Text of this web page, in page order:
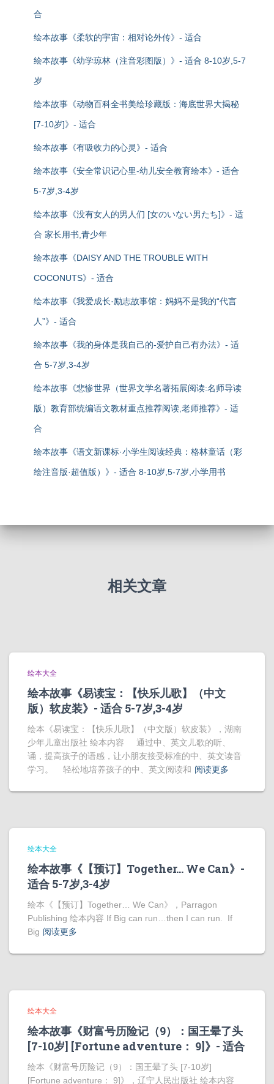
合
绘本故事《柔软的宇宙：相对论外传》- 适合
绘本故事《幼学琼林（注音彩图版）》- 适合 8-10岁,5-7
岁
绘本故事《动物百科全书美绘珍藏版：海底世界大揭秘
[7-10岁]》- 适合
绘本故事《有吸收力的心灵》- 适合
绘本故事《安全常识记心里-幼儿安全教育绘本》- 适合
5-7岁,3-4岁
绘本故事《没有女人的男人们 [女のいない男たち]》- 适
合 家长用书,青少年
绘本故事《DAISY AND THE TROUBLE WITH
COCONUTS》- 适合
绘本故事《我爱成长·励志故事馆：妈妈不是我的“代言
人”》- 适合
绘本故事《我的身体是我自己的-爱护自己有办法》- 适
合 5-7岁,3-4岁
绘本故事《悲惨世界（世界文学名著拓展阅读:名师导读
版）教育部统编语文教材重点推荐阅读,老师推荐》- 适
合
绘本故事《语文新课标·小学生阅读经典：格林童话（彩
绘注音版·超值版）》- 适合 8-10岁,5-7岁,小学用书
相关文章
绘本大全
绘本故事《易读宝：【快乐儿歌】（中文
版）软皮装》- 适合 5-7岁,3-4岁
绘本《易读宝：【快乐儿歌】（中文版）软皮装》，湖南
少年儿童出版社 绘本内容 通过中、英文儿歌的听、
诵，提高孩子的语感，让小朋友接受标准的中、英文读音
学习。 轻松地培养孩子的中、英文阅读和 阅读更多
绘本大全
绘本故事《【预订】Together… We Can》-
适合 5-7岁,3-4岁
绘本《【预订】Together… We Can》，Parragon
Publishing 绘本内容 If Big can run…then I can run. If
Big 阅读更多
绘本大全
绘本故事《财富号历险记（9）：国王晕了头
[7-10岁] [Fortune adventure： 9]》- 适合
绘本《财富号历险记（9）：国王晕了头 [7-10岁]
[Fortune adventure： 9]》，辽宁人民出版社 绘本内容